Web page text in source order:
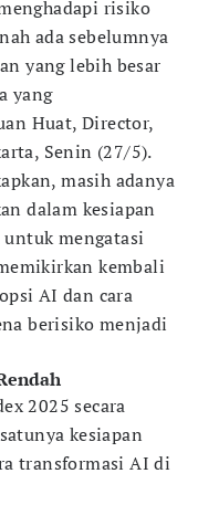
risiko
ada sebelumnya
yang lebih besar
yang
Huat, Director,
Senin (27/5).
masih adanya
dalam kesiapan
mengatasi
kembali
AI dan cara
berisiko menjadi
2025 secara
kesiapan
transformasi AI di